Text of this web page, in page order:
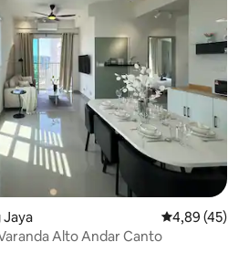
Jaya 4,89 de uma
4,89 (45)
Alto Andar Canto